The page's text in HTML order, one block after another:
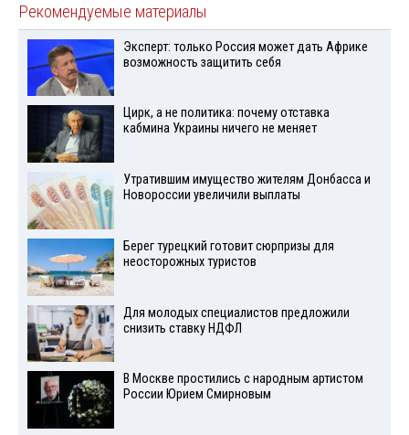
Рекомендуемые материалы
Эксперт: только Россия может дать Африке
возможность защитить себя
Цирк, а не политика: почему отставка
кабмина Украины ничего не меняет
Утратившим имущество жителям Донбасса и
Новороссии увеличили выплаты
Берег турецкий готовит сюрпризы для
неосторожных туристов
Для молодых специалистов предложили
снизить ставку НДФЛ
В Москве простились с народным артистом
России Юрием Смирновым